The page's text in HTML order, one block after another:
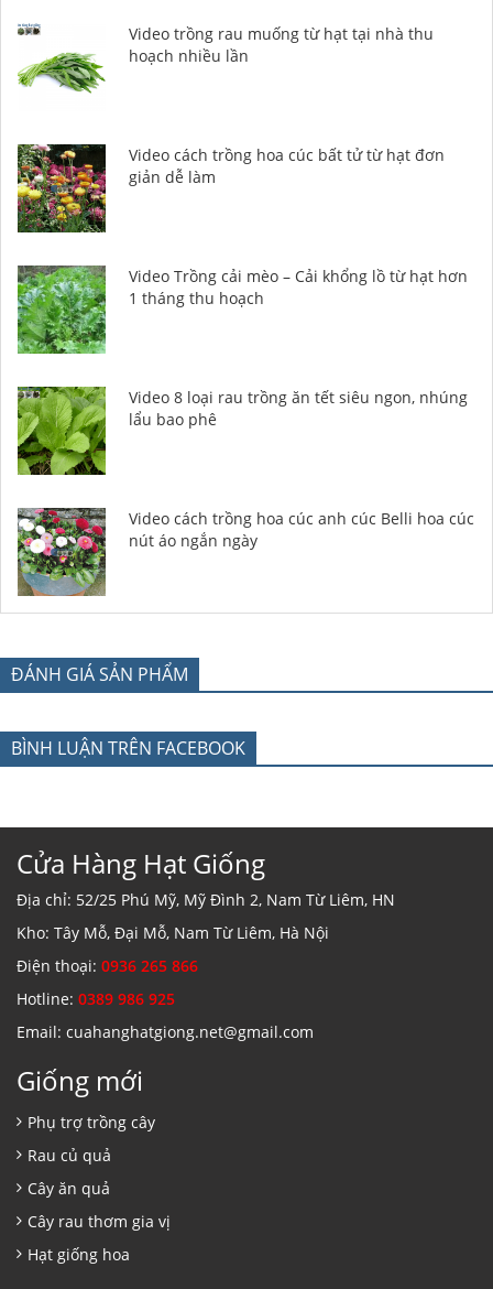
Video trồng rau muống từ hạt tại nhà thu
hoạch nhiều lần
Video cách trồng hoa cúc bất tử từ hạt đơn
giản dễ làm
Video Trồng cải mèo – Cải khổng lồ từ hạt hơn
1 tháng thu hoạch
Video 8 loại rau trồng ăn tết siêu ngon, nhúng
lẩu bao phê
Video cách trồng hoa cúc anh cúc Belli hoa cúc
nút áo ngắn ngày
ĐÁNH GIÁ SẢN PHẨM
BÌNH LUẬN TRÊN FACEBOOK
Cửa Hàng Hạt Giống
Địa chỉ: 52/25 Phú Mỹ, Mỹ Đình 2, Nam Từ Liêm, HN
Kho: Tây Mỗ, Đại Mỗ, Nam Từ Liêm, Hà Nội
Điện thoại: 0936 265 866
Hotline: 0389 986 925
Email: cuahanghatgiong.net@gmail.com
Giống mới
Phụ trợ trồng cây
Rau củ quả
Cây ăn quả
Cây rau thơm gia vị
Hạt giống hoa